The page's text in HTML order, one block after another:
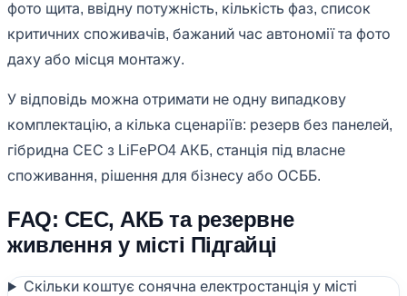
фото щита, ввідну потужність, кількість фаз, список
критичних споживачів, бажаний час автономії та фото
даху або місця монтажу.
У відповідь можна отримати не одну випадкову
комплектацію, а кілька сценаріїв: резерв без панелей,
гібридна СЕС з LiFePO4 АКБ, станція під власне
споживання, рішення для бізнесу або ОСББ.
FAQ: СЕС, АКБ та резервне
живлення у місті Підгайці
Скільки коштує сонячна електростанція у місті